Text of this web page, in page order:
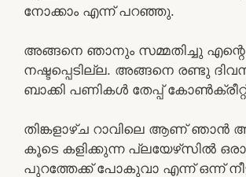
നോക്കാം എന്ന് പറഞ്ഞു.
അങ്ങനെ ഞാനും സമ്മതിച്ചു
നഷ്ടപ്പെടില്ല. അങ്ങനെ രണ്ടു
ബാക്കി പണികൾ തേപ്പ് കോൺക്രീറ്റ്
തിങ്കളാഴ്ച റാവിലെ ആണ് ഞാൻ
കൂടെ കളിക്കുന്ന പ്ലയേഴ്‌സിൽ
പുറത്തേക്ക് പോകുവാ എന്ന് ഒന്ന്